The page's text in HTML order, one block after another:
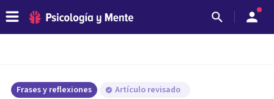
Frases y reflexiones Artículo revisado